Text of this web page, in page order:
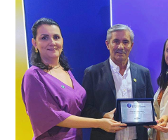
garantindo assim a
programa.
EDITAL RENOVAÇÃO
INSTITUIÇÕES